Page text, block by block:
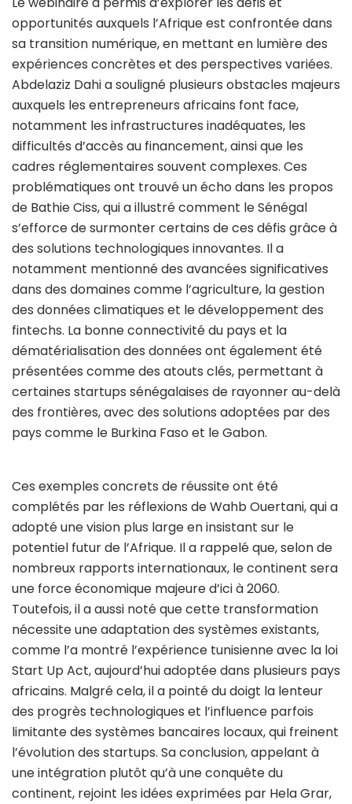
opportunités auxquels l’Afrique est confrontée dans
sa transition numérique, en mettant en lumière des
expériences concrètes et des perspectives variées.
Abdelaziz Dahi a souligné plusieurs obstacles majeurs
auxquels les entrepreneurs africains font face,
notamment les infrastructures inadéquates, les
difficultés d’accès au financement, ainsi que les
cadres réglementaires souvent complexes. Ces
problématiques ont trouvé un écho dans les propos
de Bathie Ciss, qui a illustré comment le Sénégal
s’efforce de surmonter certains de ces défis grâce à
des solutions technologiques innovantes. Il a
notamment mentionné des avancées significatives
dans des domaines comme l’agriculture, la gestion
des données climatiques et le développement des
fintechs. La bonne connectivité du pays et la
dématérialisation des données ont également été
présentées comme des atouts clés, permettant à
certaines startups sénégalaises de rayonner au-delà
des frontières, avec des solutions adoptées par des
pays comme le Burkina Faso et le Gabon.
Ces exemples concrets de réussite ont été
complétés par les réflexions de Wahb Ouertani, qui a
adopté une vision plus large en insistant sur le
potentiel futur de l’Afrique. Il a rappelé que, selon de
nombreux rapports internationaux, le continent sera
une force économique majeure d’ici à 2060.
Toutefois, il a aussi noté que cette transformation
nécessite une adaptation des systèmes existants,
comme l’a montré l’expérience tunisienne avec la loi
Start Up Act, aujourd’hui adoptée dans plusieurs pays
africains. Malgré cela, il a pointé du doigt la lenteur
des progrès technologiques et l’influence parfois
limitante des systèmes bancaires locaux, qui freinent
l’évolution des startups. Sa conclusion, appelant à
une intégration plutôt qu’à une conquête du
continent, rejoint les idées exprimées par Hela Grar,